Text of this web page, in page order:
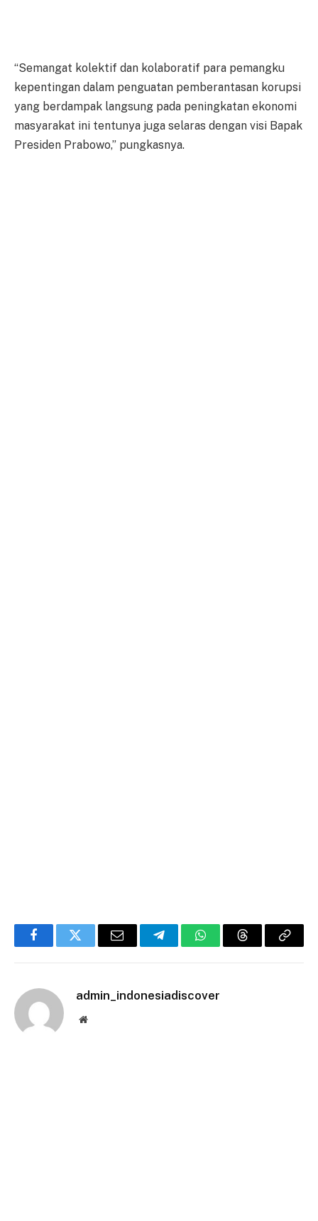
“Semangat kolektif dan kolaboratif para pemangku
kepentingan dalam penguatan pemberantasan korupsi
yang berdampak langsung pada peningkatan ekonomi
masyarakat ini tentunya juga selaras dengan visi Bapak
Presiden Prabowo,” pungkasnya.
FacebookTwitter Email TelegramWhatsAppThreadsCopy
admin_indonesiadiscover
Website